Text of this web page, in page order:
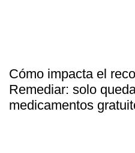
Cómo impacta el
Remediar: solo
medicamentos